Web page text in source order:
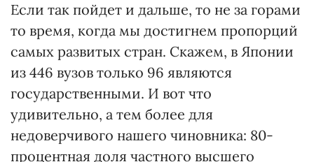
Если так пойдет и дальше, то не за горами
то время, когда мы достигнем пропорций
самых развитых стран. Скажем, в Японии
из 446 вузов только 96 являются
государственными. И вот что
удивительно, а тем более для
недоверчивого нашего чиновника: 80-
процентная доля частного высшего